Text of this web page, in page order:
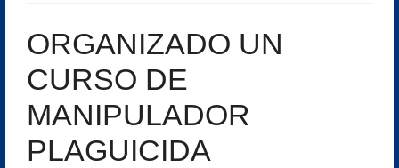
ORGANIZADO UN
CURSO DE
MANIPULADOR
PLAGUICIDA